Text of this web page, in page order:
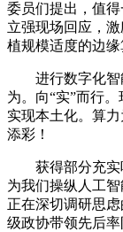
委员们提出，值
立强现场回应，
植规模适度的边
进行数字化智
为。向“实”而行
实现本土化。算
添彩！
获得部分充实
为我们操纵人工
正在深切调研思
级政协带领先后